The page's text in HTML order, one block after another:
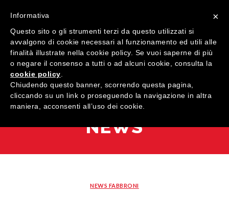
MENU
HOME
QUALITÀ
NEWS
NEWS FABBRONI
×
Informativa
Questo sito o gli strumenti terzi da questo utilizzati si
avvalgono di cookie necessari al funzionamento ed utili alle
finalità illustrate nella cookie policy. Se vuoi saperne di più
o negare il consenso a tutti o ad alcuni cookie, consulta la
cookie policy
Chiudendo questo banner, scorrendo questa pagina,
cliccando su un link o proseguendo la navigazione in altra
maniera, acconsenti all’uso dei cookie.